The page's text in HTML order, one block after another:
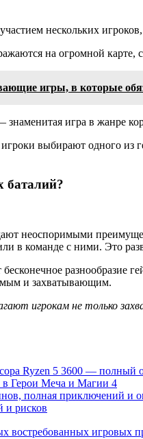
нескольких
на огромной
игры, в которые
знаменитая игра в жанре
выбирают одного
баталий?
неоспоримыми
в команде с ними. Это
и захватывающим.
игрокам не только
Ryzen 5 3600 — полный
в Герои Меча и Магии 4
полная приключений и
и рисков
востребованных игровых